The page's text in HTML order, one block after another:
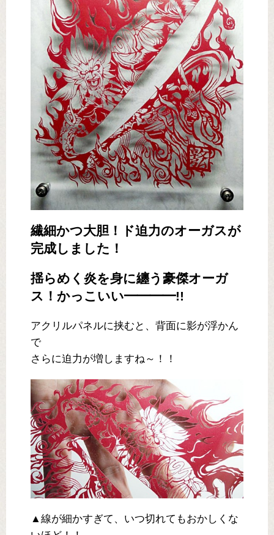
繊細かつ大胆！ド迫力のオーガスが
完成しました！
揺らめく炎を身に纏う豪傑オーガ
ス！かっこいい━━━━!!
アクリルパネルに挟むと、背面に影が浮かん
で
さらに迫力が増しますね～！！
▲線が細かすぎて、いつ切れてもおかしくな